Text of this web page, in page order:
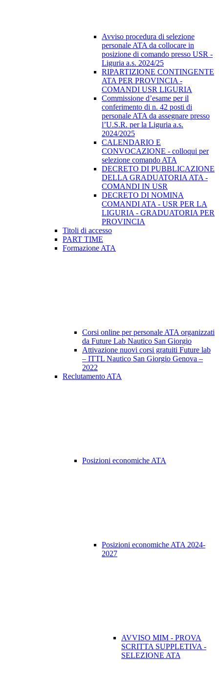
Avviso procedura di selezione
personale ATA da collocare in
posizione di comando presso USR -
Liguria a.s. 2024/25
RIPARTIZIONE CONTINGENTE
ATA PER PROVINCIA -
COMANDI USR LIGURIA
Commissione d’esame per il
conferimento di n. 42 posti di
personale ATA da assegnare presso
l’U.S.R. per la Liguria a.s.
2024/2025
CALENDARIO E
CONVOCAZIONE - colloqui per
selezione comando ATA
DECRETO DI PUBBLICAZIONE
DELLA GRADUATORIA ATA -
COMANDI IN USR
DECRETO DI NOMINA
COMANDI ATA - USR PER LA
LIGURIA - GRADUATORIA PER
PROVINCIA
Titoli di accesso
PART TIME
Formazione ATA
Corsi online per personale ATA organizzati
da Future Lab Nautico San Giorgio
Attivazione nuovi corsi gratuiti Future lab
– ITTL Nautico San Giorgio Genova –
2022
Reclutamento ATA
Posizioni economiche ATA
Posizioni economiche ATA 2024-
2027
AVVISO MIM - PROVA
SCRITTA SUPPLETIVA -
SELEZIONE ATA